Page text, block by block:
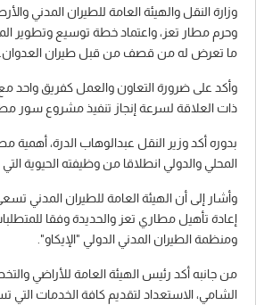
وزارة النقل والهيئة العامة للطيران المدني
وحرم مطار تعز، واعتماد خطة توسيع وتطوير
ما تعرض له من قصف من قبل طيران العدوان.
وأكد على ضرورة التعاون والعمل كفريق واحد
ذات العلاقة لسرعة إنجاز تنفيذ مشروع سور
بدوره أكد وزير النقل عبدالوهاب الدرة، أهمية
المحلي والدولي انطلاقا من وظيفته الحيوية
وأشار إلى أن الهيئة العامة للطيران
إعادة تأهيل مطاري تعز والحديدة وفقا
ومنظمة الطيران المدني الدولي "الإيكاو".
من جانبه أكد رئيس الهيئة العامة للأراضي
الشامي، الاستعداد لتقديم كافة الخدمات